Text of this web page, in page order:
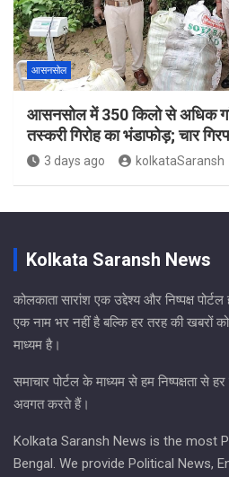
आसनसोल
आसनसोल में 350 किलो से अधिक
तस्करी गिरोह का भंडाफोड़; चार
3 days ago kolkataSaransh
Kolkata Saransh News
कोलकाता सारांश एक उद्देश्य और निष्पक्ष
एक नाम भर नहीं है बल्कि हर तरह की खबरों
माध्यम है।
समाचार पोर्टल के माध्यम से हम निष्पक्षता से
अवगत करते हैं।
Kolkata Saransh News is the most
Bengal. We provide Political News,